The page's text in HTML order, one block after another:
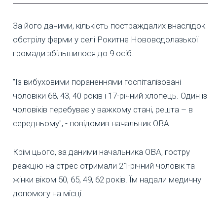
За його даними, кількість постраждалих внаслідок
обстрілу ферми у селі Рокитне Нововодолазької
громади збільшилося до 9 осіб.
"Із вибуховими пораненнями госпіталізовані
чоловіки 68, 43, 40 років і 17-річний хлопець. Один із
чоловіків перебуває у важкому стані, решта – в
середньому", - повідомив начальник ОВА.
Крім цього, за даними начальника ОВА, гостру
реакцію на стрес отримали 21-річний чоловік та
жінки віком 50, 65, 49, 62 років. Їм надали медичну
допомогу на місці.